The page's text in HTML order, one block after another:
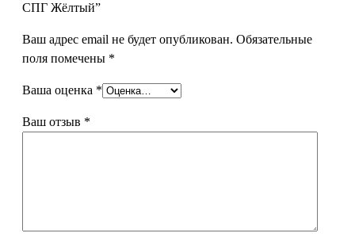
СПГ Жёлтый”
Ваш адрес email не будет опубликован. Обязательные
поля помечены *
Ваша оценка *
Ваш отзыв *